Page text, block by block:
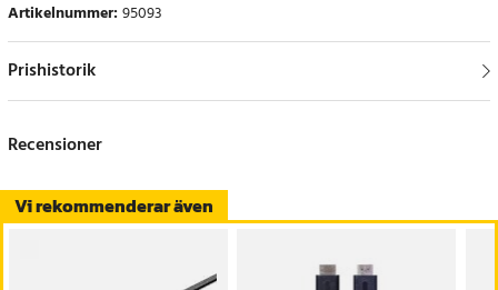
Artikelnummer:95093
Prishistorik
Vi rekommenderar även
Recensioner